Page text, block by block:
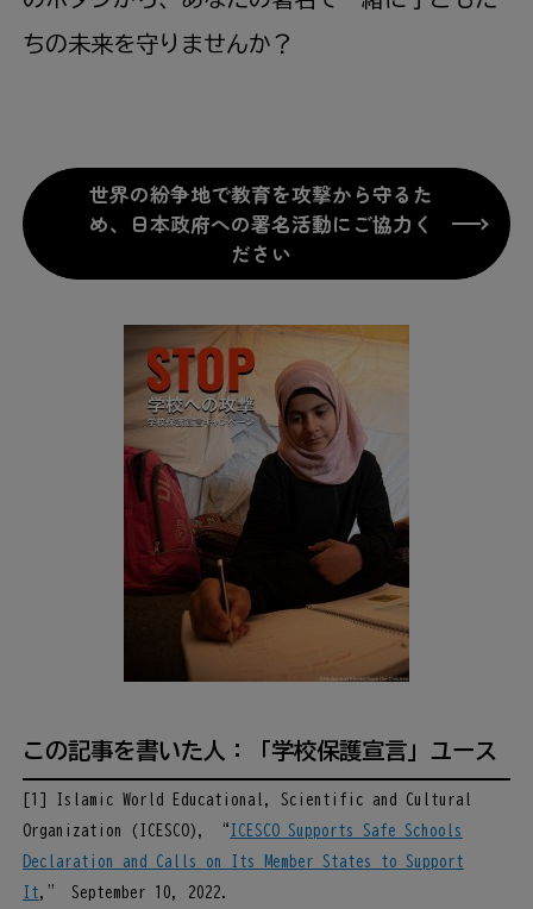
ちの未来を守りませんか？
世界の紛争地で教育を攻撃から守るた
め、日本政府への署名活動にご協力く
ださい
この記事を書いた人：「学校保護宣言」ユース
[1] Islamic World Educational, Scientific and Cultural
Organization (ICESCO), “ ICESCO Supports Safe Schools
Declaration and Calls on Its Member States to Support
It,” September 10, 2022.